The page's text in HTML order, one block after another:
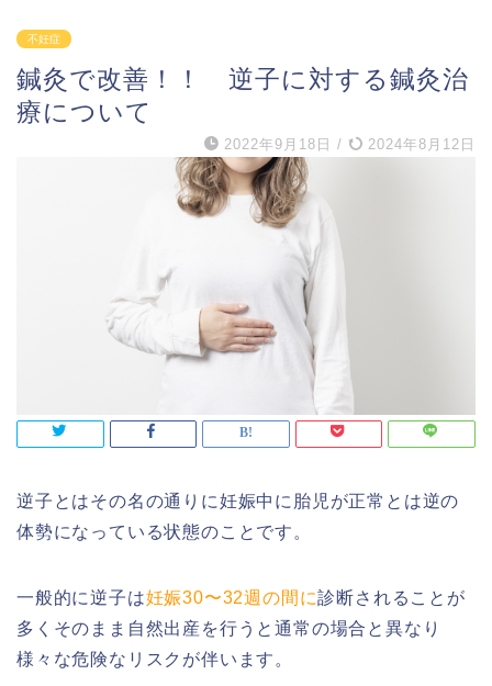
不妊症
鍼灸で改善！！ 逆子に対する鍼灸治
療について
2022年9月18日 / 2024年8月12日
逆子とはその名の通りに妊娠中に胎児が正常とは逆の
体勢になっている状態のことです。
一般的に逆子は妊娠30〜32週の間に診断されることが
多くそのまま自然出産を行うと通常の場合と異なり
様々な危険なリスクが伴います。